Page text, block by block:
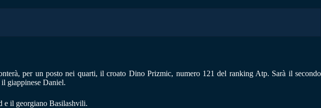
per un posto nei quarti, il croato Dino Prizmic, numero 121 del ranking Atp. Sarà il secondo
giappinese Daniel.
e il georgiano Basilashvili.